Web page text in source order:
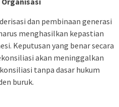
dan pembinaan generasi
menghasilkan kepastian
Keputusan yang benar secara
akan meninggalkan
tanpa dasar hukum
buruk.